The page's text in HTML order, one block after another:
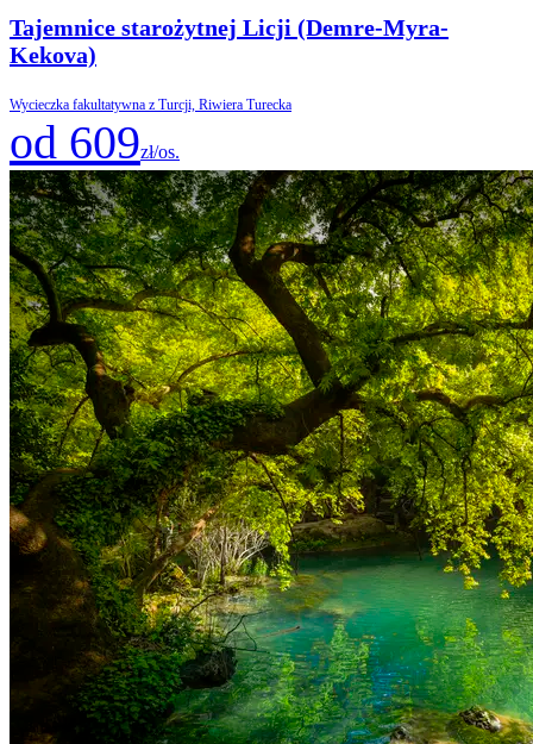
Tajemnice starożytnej Licji (Demre-Myra-
Kekova)
Wycieczka fakultatywna z Turcji, Riwiera Turecka
od 609zł/os.